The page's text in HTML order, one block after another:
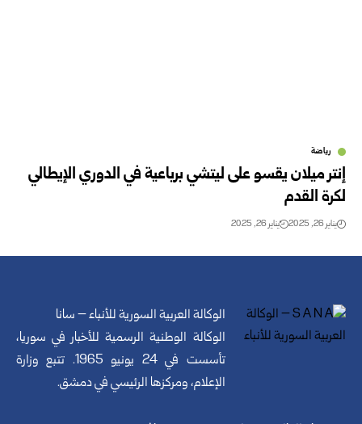
رياضة
إنتر ميلان يقسو على ليتشي برباعية في الدوري الإيطالي
لكرة القدم
يناير 26, 2025 يناير 26, 2025
الوكالة العربية السورية للأنباء – سانا
الوكالة الوطنية الرسمية للأخبار في سوريا،
تأسست في 24 يونيو 1965. تتبع وزارة
الإعلام، ومركزها الرئيسي في دمشق.